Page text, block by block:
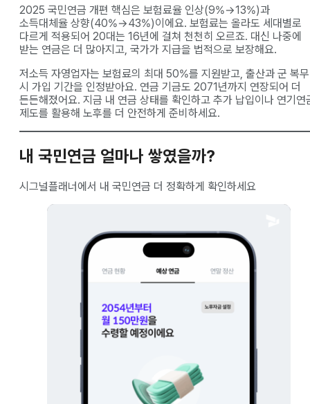
2025 국민연금 개편 핵심은 보험료율 인상(9%→13%)과
소득대체율 상향(40%→43%)이에요. 보험료는 올라도 세대별로
다르게 적용되어 20대는 16년에 걸쳐 천천히 오르죠. 대신 나중에
받는 연금은 더 많아지고, 국가가 지급을 법적으로 보장해요.
저소득 자영업자는 보험료의 최대 50%를 지원받고, 출산과 군 복무
시 가입 기간을 인정받아요. 연금 기금도 2071년까지 연장되어 더
든든해졌어요. 지금 내 연금 상태를 확인하고 추가 납입이나 연기연
제도를 활용해 노후를 더 안전하게 준비하세요.
내 국민연금 얼마나 쌓였을까?
시그널플래너에서 내 국민연금 더 정확하게 확인하세요